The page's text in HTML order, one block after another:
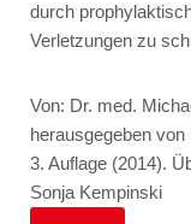
durch
Verletzungen zu
Von: Dr. med.
herausgegeben
3. Auflage (2014).
Sonja Kempinski